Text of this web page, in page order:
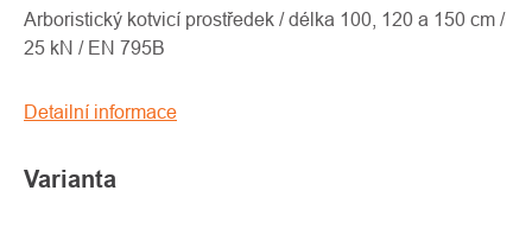
je
0,0
5
Varianta
Arboristický kotvicí prostředek / délka 100, 120 a 150 cm /
25 kN / EN 795B
Detailní informace